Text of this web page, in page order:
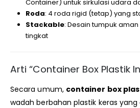
Container) untuk sirkulasi udara
Roda: 4 roda rigid (tetap) yang
Stackable: Desain tumpuk
tingkat
Arti “Container Box Plastik
Secara umum, container box
wadah berbahan plastik keras